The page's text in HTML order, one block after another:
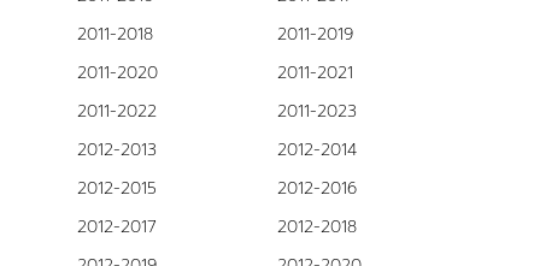
2011-2018
2011-2019
2011-2020
2011-2021
2011-2022
2011-2023
2012-2013
2012-2014
2012-2015
2012-2016
2012-2017
2012-2018